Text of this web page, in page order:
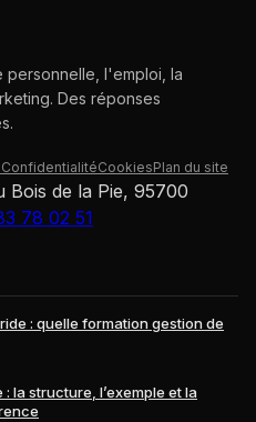
personnelle, l'emploi, la
Des réponses
ConfidentialitéCookiesPlan du site
Bois de la Pie, 95700
78 02 51
: quelle formation gestion de
la structure, l’exemple et la